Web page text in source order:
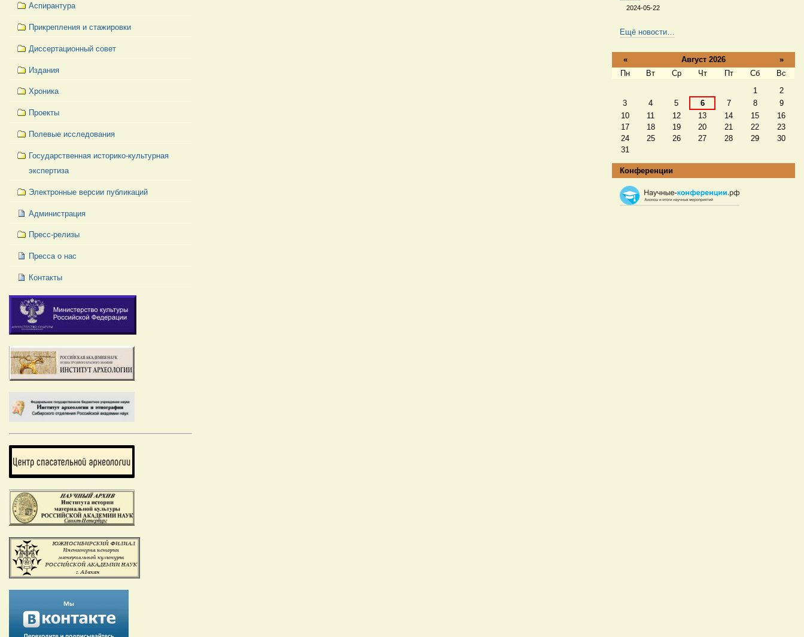
Аспирантура
Прикрепления и стажировки
Диссертационный совет
Издания
Хроника
Проекты
Полевые исследования
Государственная историко-культурная
экспертиза
Электронные версии публикаций
Администрация
Пресс-релизы
Пресса о нас
Контакты
2024-05-22
Ещё новости…
« Август 2026 »
Пн Вт Ср Чт Пт Сб
Вс
1
2
3
4 5 6 7 8
9
10
11 12 13 14 15
16
17
18 19 20 21 22
23
24
25 26 27 28 29
30
31
Конференции